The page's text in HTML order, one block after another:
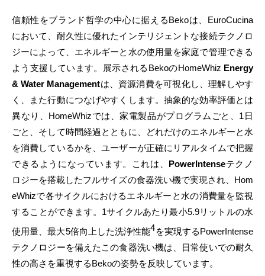
信頼性をブランド哲学の中心に据えるBekoは、EuroCucina
において、耐久性に優れたインテリジェントな接続テクノロ
ジーによって、エネルギーと水の使用量を家庭で管理できる
よう支援しています。展示されるBekoのHomeWhiz Energy
& Water Managementは、資源消費を可視化し、理解しやす
く、また行動につなげやすくします。抽象的な効率評価とは
異なり、HomeWhizでは、家電製品がプログラムごと、1日
ごと、そして時間経過とともに、どれだけのエネルギーと水
を消費しているかを、ユーザーが正確にリアルタイムで把握
できるようになっています。これは、 PowerIntenseテクノ
ロジーを搭載したフルサイズの食器洗い機で実現され、Hom
eWhizで各サイクルにおけるエネルギーと水の消費量を監視
することができます。1サイクルあたり最小5.9リットルの水
使用量、最大5倍向上した洗浄性能4を実現するPowerIntense
テクノロジーを備えたこの食器洗い機は、日常使いでの耐久
性の高さを重視するBekoの姿勢を反映しています。